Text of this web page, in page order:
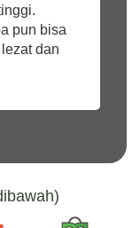
pun bisa
dan